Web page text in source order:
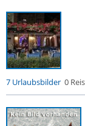
7 Urlaubsbilder 0